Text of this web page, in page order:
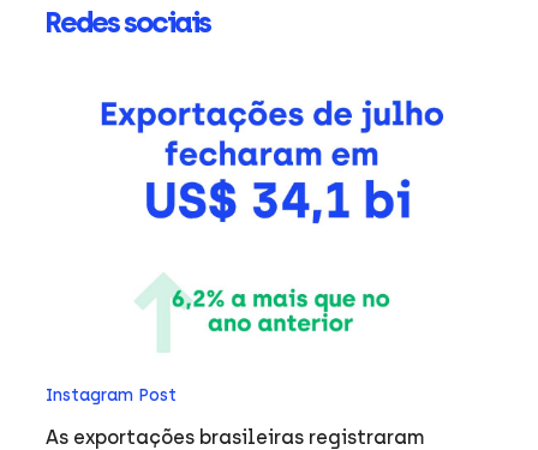
Redes sociais
Instagram Post
As exportações brasileiras registraram